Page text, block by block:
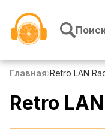
Главная›Retro LAN
Retro